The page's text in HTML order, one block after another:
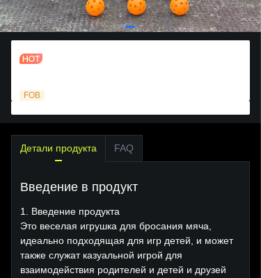
FOB
Детали продукта FAQ
Введение в продукт
1. Введение продукта
Это веселая игрушка для бросания мяча,
идеально подходящая для игр детей, и может
также служат казуальной игрой для
взаимодействия родителей и детей и друзей